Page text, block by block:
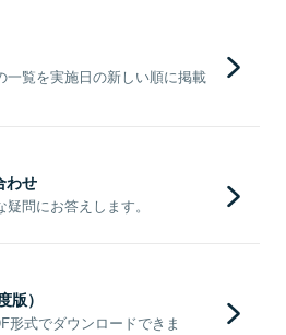
覧を実施日の新しい順に掲載
わせ
問にお答えします。
版）
形式でダウンロードできま